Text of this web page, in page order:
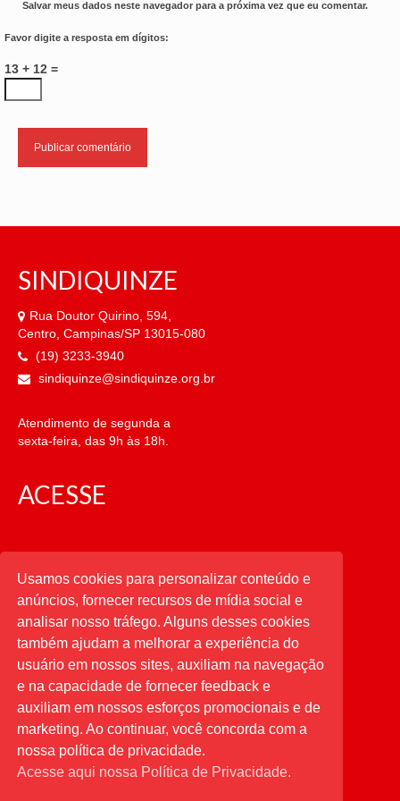
Salvar meus dados neste navegador para a próxima vez que eu comentar.
Favor digite a resposta em dígitos:
13 + 12 =
SINDIQUINZE
Rua Doutor Quirino, 594,
Centro, Campinas/SP 13015-080
(19) 3233-3940
sindiquinze@sindiquinze.org.br
Atendimento de segunda a
sexta-feira, das 9h às 18h.
ACESSE
CATEGORIAS
CATEGORIAS
PESQUISAR
Buscar
por:
Usamos cookies para personalizar conteúdo e
anúncios, fornecer recursos de mídia social e
analisar nosso tráfego. Alguns desses cookies
também ajudam a melhorar a experiência do
usuário em nossos sites, auxiliam na navegação
e na capacidade de fornecer feedback e
auxiliam em nossos esforços promocionais e de
marketing. Ao continuar, você concorda com a
nossa política de privacidade.
Acesse aqui nossa Política de Privacidade.